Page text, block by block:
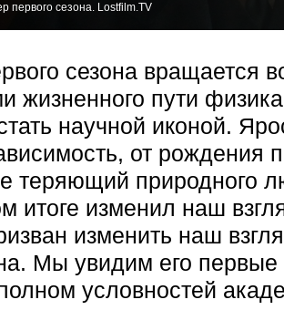
первого сезона. Lostfilm.TV
сезона вращается
жизненного пути
научной иконой.
от рождения
теряющий природного
итоге изменил наш
изменить наш
Мы увидим его первые
условностей